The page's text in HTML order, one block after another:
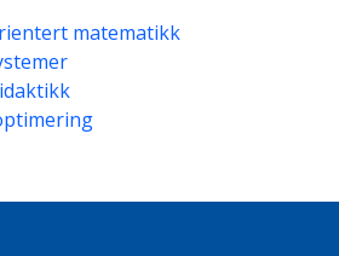
matematikk